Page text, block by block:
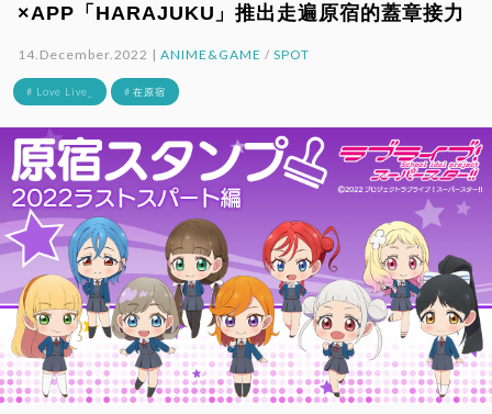
×APP「HARAJUKU」推出走遍原宿的蓋章接力
14.December.2022 |ANIME&GAME / SPOT
# Love Live_ # 在原宿